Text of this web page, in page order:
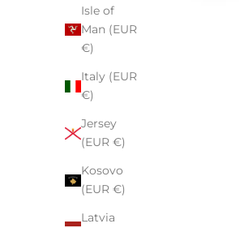
Isle of
Man (EUR
€)
Italy (EUR
€)
Jersey
(EUR €)
Kosovo
(EUR €)
Latvia